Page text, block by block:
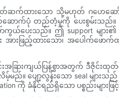
ျိတ်ဆက်ထားသော သို့မဟုတ် ဂဟေဆေ
ာက်ပုံ တည်တံ့မှုကို ပေးစွမ်းသည်။
ကွယ်ပေးသည်။ ဤ support မျာ
ဖြည့်ထားသော၊ အပေါက်ဖောက်ထာ
အခြားကျယ်ပြန့်စွာအတွက် ဒီဇိုင်း
ည်။ ပျော့လွန်းသော seal များသ
ကို ခံနိုင်ရည်ရှိသော ပစ္စည်းများ